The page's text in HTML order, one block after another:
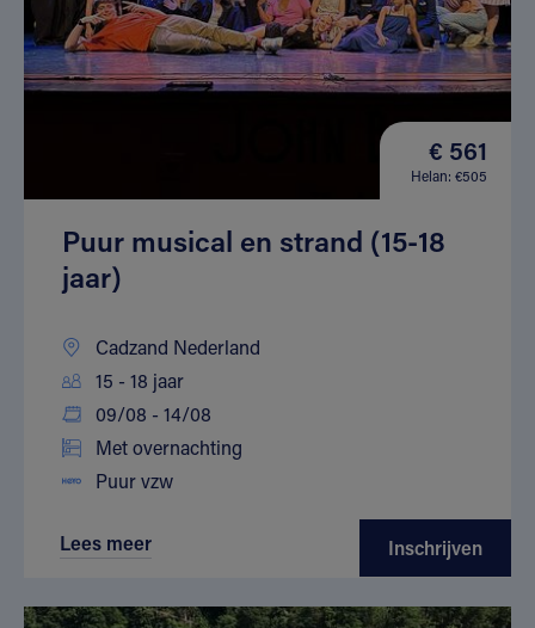
€ 561
Helan: €505
Puur musical en strand (15-18
jaar)
Cadzand Nederland
15 - 18 jaar
09/08 - 14/08
Met overnachting
Puur vzw
Lees meer Inschrijven